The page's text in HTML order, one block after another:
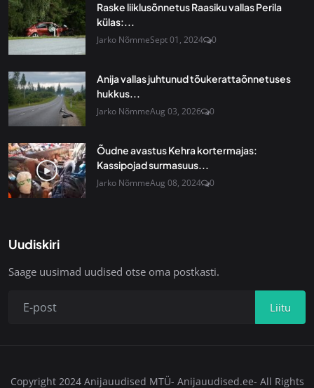
Raske liiklusõnnetus Raasiku vallas Perila
külas:...
Jarko NõmmeSept 01, 2024 0
Anija vallas juhtunud tõukerattaõnnetuses
hukkus...
Jarko NõmmeAug 03, 2026 0
Õudne avastus Kehra kortermajas:
Kassipojad surmasuus...
Jarko NõmmeAug 08, 2024 0
Uudiskiri
Saage uusimad uudised otse oma postkasti.
Liitu
Copyright 2024 Anijauudised MTÜ- Anijauudised.ee- All Rights